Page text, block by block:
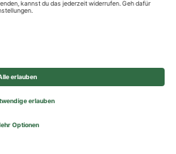
- All rights reserved